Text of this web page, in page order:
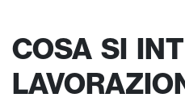
COSA SI